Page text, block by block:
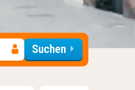
Suchen